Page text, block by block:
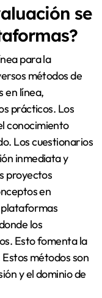
se
para la
métodos de
en línea,
prácticos. Los
conocimiento
Los cuestionarios
inmediata y
proyectos
en
plataformas
los
Esto fomenta la
métodos son
y el dominio de